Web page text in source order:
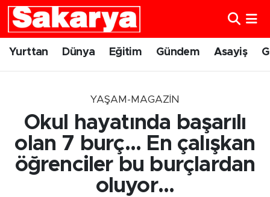
Yurttan Dünya Eğitim Gündem Asayiş
YAŞAM-MAGAZIN
Okul hayatında başarılı
olan 7 burç... En çalışkan
öğrenciler bu burçlardan
oluyor...
Yurttan
Gündem
Eskişehirspor
Eskişehir Nöbetçi Eczaneler
Eskişehir Namaz Vakitleri
Eskişehir Trafik Yoğunluk Haritası
Süper Lig Puan Durumu ve Fikstür